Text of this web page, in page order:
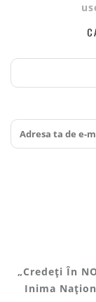
„Credeți În
Inima